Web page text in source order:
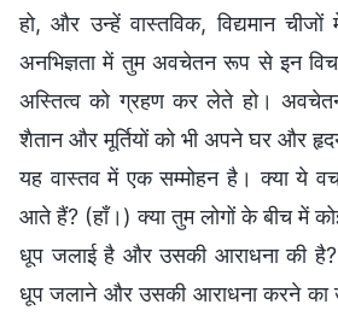
हो, और उन्हें वास्तविक, विद्यमान
अनभिज्ञता में तुम अवचेतन रूप से इन
अस्तित्व को ग्रहण कर लेते हो।
शैतान और मूर्तियों को भी अपने घर और
यह वास्तव में एक सम्मोहन है। क्या ये
आते हैं? (हाँ।) क्या तुम लोगों के बीच में
धूप जलाई है और उसकी आराधना की है?
धूप जलाने और उसकी आराधना करने का